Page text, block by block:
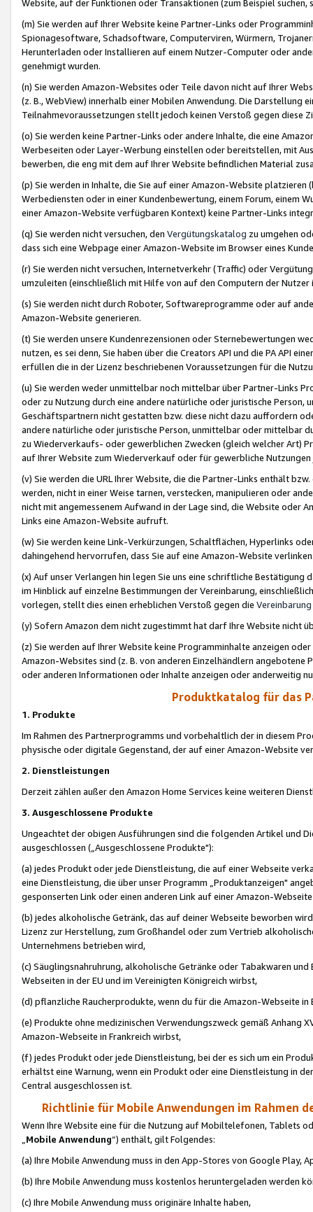
Website, auf der Funktionen oder Transaktionen (zum Beispiel
(m) Sie werden auf Ihrer Website keine Partner-Links oder
Spionagesoftware, Schadsoftware, Computerviren, Würmern,
Herunterladen oder Installieren auf einem Nutzer-Computer oder
genehmigt wurden.
(n) Sie werden Amazon-Websites oder Teile davon nicht auf Ihrer
(z. B., WebView) innerhalb einer Mobilen Anwendung. Die Darstellung
Teilnahmevoraussetzungen stellt jedoch keinen Verstoß gegen diese
(o) Sie werden keine Partner-Links oder andere Inhalte, die eine
Werbeseiten oder Layer-Werbung einstellen oder bereitstellen, mit
bewerben, die eng mit dem auf Ihrer Website befindlichen Material
(p) Sie werden in Inhalte, die Sie auf einer Amazon-Website
Werbediensten oder in einer Kundenbewertung, einem Forum, einem
einer Amazon-Website verfügbaren Kontext) keine Partner-Links
(q) Sie werden nicht versuchen, den Vergütungskatalog zu umgehen
dass sich eine Webpage einer Amazon-Website im Browser eines
(r) Sie werden nicht versuchen, Internetverkehr (Traffic) oder
umzuleiten (einschließlich mit Hilfe von auf den Computern der
(s) Sie werden nicht durch Roboter, Softwareprogramme oder auf
Amazon-Website generieren.
(t) Sie werden unsere Kundenrezensionen oder Sternebewertungen
nutzen, es sei denn, Sie haben über die Creators API und die PA API
erfüllen die in der Lizenz beschriebenen Voraussetzungen für die
(u) Sie werden weder unmittelbar noch mittelbar über Partner-Links
oder zu Nutzung durch eine andere natürliche oder juristische
Geschäftspartnern nicht gestatten bzw. diese nicht dazu auffordern
andere natürliche oder juristische Person, unmittelbar oder mittelbar
zu Wiederverkaufs- oder gewerblichen Zwecken (gleich welcher Art)
auf Ihrer Website zum Wiederverkauf oder für gewerbliche
(v) Sie werden die URL Ihrer Website, die die Partner-Links enthält
werden, nicht in einer Weise tarnen, verstecken, manipulieren oder
nicht mit angemessenem Aufwand in der Lage sind, die Website oder
Links eine Amazon-Website aufruft.
(w) Sie werden keine Link-Verkürzungen, Schaltflächen, Hyperlinks
dahingehend hervorrufen, dass Sie auf eine Amazon-Website
(x) Auf unser Verlangen hin legen Sie uns eine schriftliche
im Hinblick auf einzelne Bestimmungen der Vereinbarung,
vorlegen, stellt dies einen erheblichen Verstoß gegen die Vereinbarung
(y) Sofern Amazon dem nicht zugestimmt hat darf Ihre Website nicht
(z) Sie werden auf Ihrer Website keine Programminhalte anzeigen
Amazon-Websites sind (z. B. von anderen Einzelhändlern
oder anderen Informationen oder Inhalte anzeigen oder anderweitig
Produktkatalog für das
1. Produkte
Im Rahmen des Partnerprogramms und vorbehaltlich der in diesem
physische oder digitale Gegenstand, der auf einer Amazon-Website
2. Dienstleistungen
Derzeit zählen außer den Amazon Home Services keine weiteren
3. Ausgeschlossene Produkte
Ungeachtet der obigen Ausführungen sind die folgenden Artikel und
ausgeschlossen („Ausgeschlossene Produkte"):
(a) jedes Produkt oder jede Dienstleistung, die auf einer Webseite
eine Dienstleistung, die über unser Programm „Produktanzeigen"
gesponserten Link oder einen anderen Link auf einer Amazon-
(b) jedes alkoholische Getränk, das auf deiner Webseite beworben
Lizenz zur Herstellung, zum Großhandel oder zum Vertrieb
Unternehmens betrieben wird,
(c) Säuglingsnahruhrung, alkoholische Getränke oder Tabakwaren
Webseiten in der EU und im Vereinigten Königreich wirbst,
(d) pflanzliche Raucherprodukte, wenn du für die Amazon-Webseite in
(e) Produkte ohne medizinischen Verwendungszweck gemäß Anhang
Amazon-Webseite in Frankreich wirbst,
(f) jedes Produkt oder jede Dienstleistung, bei der es sich um ein
erhältst eine Warnung, wenn ein Produkt oder eine Dienstleistung in
Central ausgeschlossen ist.
Richtlinie für Mobile Anwendungen im Rahmen
Wenn Ihre Website eine für die Nutzung auf Mobiltelefonen, Tablets
„Mobile Anwendung“) enthält, gilt Folgendes:
(a) Ihre Mobile Anwendung muss in den App-Stores von Google Play,
(b) Ihre Mobile Anwendung muss kostenlos heruntergeladen werden
(c) Ihre Mobile Anwendung muss originäre Inhalte haben,